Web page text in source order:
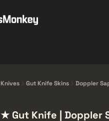
Knives Gut Knife Skins Doppler
★ Gut Knife | Doppler